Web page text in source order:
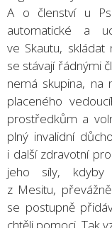
A o členství u
automatické a
ve Skautu, skládat
se stávají řádnými
nemá skupina, na
placeného
prostředkům a
plný invalidní
i další zdravotní
jeho síly, kdyby
z Mesitu,
se postupně
chtěli pomoci. Tak